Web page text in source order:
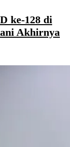
ke-128 di
Akhirnya